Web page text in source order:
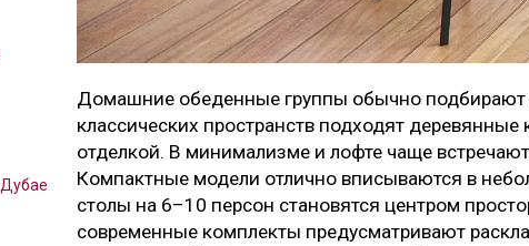
Домашние обеденные группы обычно подбирают
классических пространств подходят
отделкой. В минимализме и лофте чаще
Компактные модели отлично вписываются в
столы на 6–10 персон становятся центром
современные комплекты предусматривают